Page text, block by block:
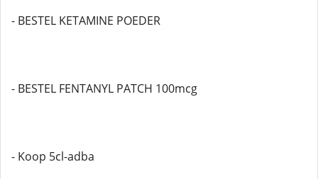
- BESTEL KETAMINE POEDER
- BESTEL FENTANYL PATCH 100mcg
- Koop 5cl-adba